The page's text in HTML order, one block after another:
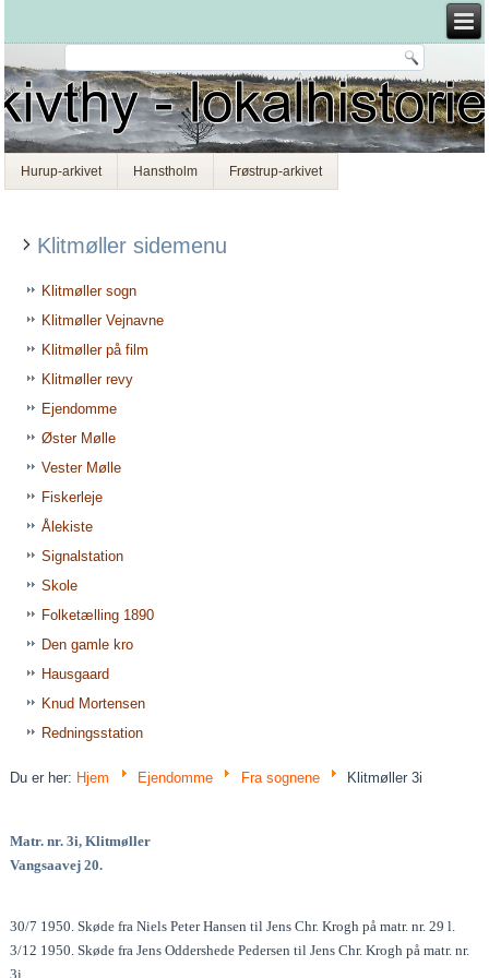
Hurup-arkivet Hanstholm Frøstrup-arkivet
Klitmøller sidemenu
Klitmøller sogn
Klitmøller Vejnavne
Klitmøller på film
Klitmøller revy
Ejendomme
Øster Mølle
Vester Mølle
Fiskerleje
Ålekiste
Signalstation
Skole
Folketælling 1890
Den gamle kro
Hausgaard
Knud Mortensen
Redningsstation
Du er her: Hjem Ejendomme Fra sognene Klitmøller 3i
Matr. nr. 3i, Klitmøller
Vangsaavej 20.
30/7 1950. Skøde fra Niels Peter Hansen til Jens Chr. Krogh på matr. nr. 29 l.
3/12 1950. Skøde fra Jens Oddershede Pedersen til Jens Chr. Krogh på matr. nr.
3i.